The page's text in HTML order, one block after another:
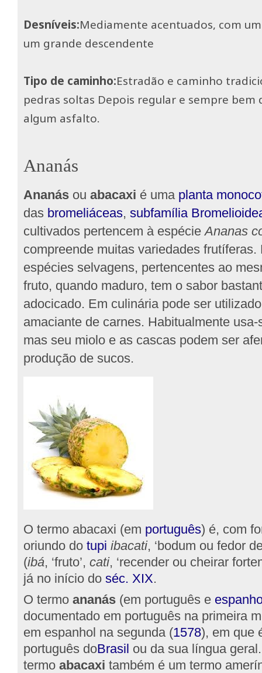
Desníveis:Mediamente acentuados, com
um grande descendente
Tipo de caminho:Estradão e caminho
pedras soltas Depois regular e sempre
algum asfalto.
Ananás
Ananás ou abacaxi é uma planta
das bromeliáceas, subfamília
cultivados pertencem à espécie Ananas
compreende muitas variedades frutíferas.
espécies selvagens, pertencentes ao
fruto, quando maduro, tem o sabor
adocicado. Em culinária pode ser
amaciante de carnes. Habitualmente
mas seu miolo e as cascas podem ser
produção de sucos.
O termo abacaxi (em português) é, com
oriundo do tupi ibacati, ‘bodum ou fedor
(ibá, ‘fruto’, cati, ‘recender ou cheirar
já no início do séc. XIX.
O termo ananás (em português e
documentado em português na primeira
em espanhol na segunda (1578), em que
português doBrasil ou da sua língua
termo abacaxi também é um termo